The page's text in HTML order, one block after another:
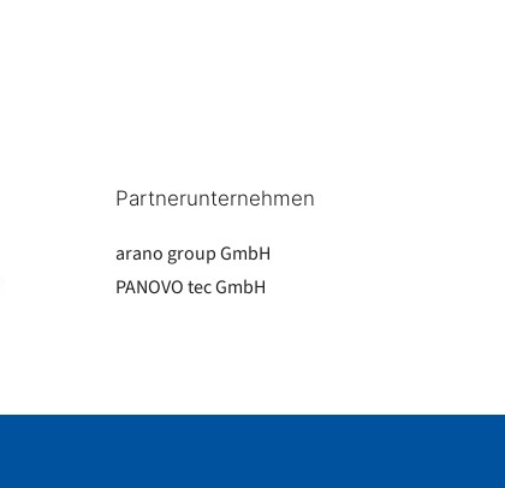
Partnerunternehmen
arano group GmbH
PANOVO tec GmbH